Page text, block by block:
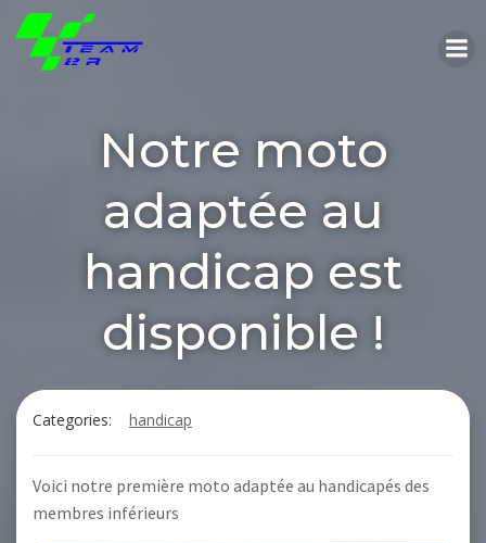
Notre moto
adaptée au
handicap est
disponible !
Categories: handicap
Voici notre première moto adaptée au handicapés des
membres inférieurs